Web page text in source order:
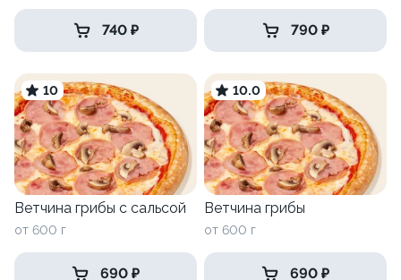
740 ₽ 790 ₽
10
Ветчина грибы c сальсой
от 600 г
690 ₽
10.0
Ветчина грибы
от 600 г
690 ₽